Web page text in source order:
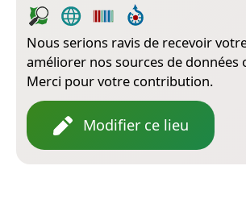
Nous serions ravis de recevoir
améliorer nos sources de données
Merci pour votre contribution.
Modifier ce lieu